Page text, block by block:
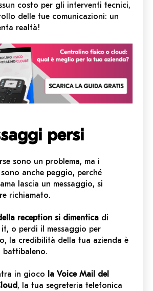
costo per gli interventi tecnici,
delle tue comunicazioni: un
realtà!
persi
sono un problema, ma i
anche peggio, perché
lascia un messaggio, si
richiamato.
reception si dimentica di
o perdi il messaggio per
la credibilità della tua azienda è
battibaleno.
in gioco
la Voice Mail del
, la tua segreteria telefonica